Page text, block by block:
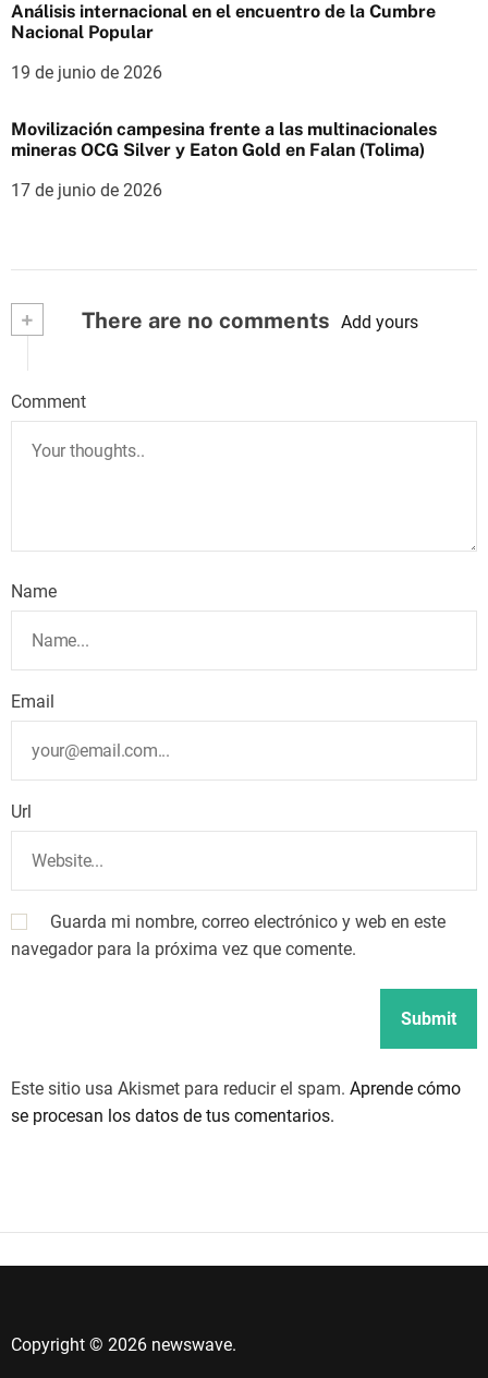
Análisis internacional en el encuentro de la Cumbre
Nacional Popular
19 de junio de 2026
Movilización campesina frente a las multinacionales
mineras OCG Silver y Eaton Gold en Falan (Tolima)
17 de junio de 2026
+ There are no comments Add yours
Comment
Name
Email
Url
Guarda mi nombre, correo electrónico y web en este
navegador para la próxima vez que comente.
Este sitio usa Akismet para reducir el spam. Aprende cómo
se procesan los datos de tus comentarios.
Copyright © 2026 newswave.